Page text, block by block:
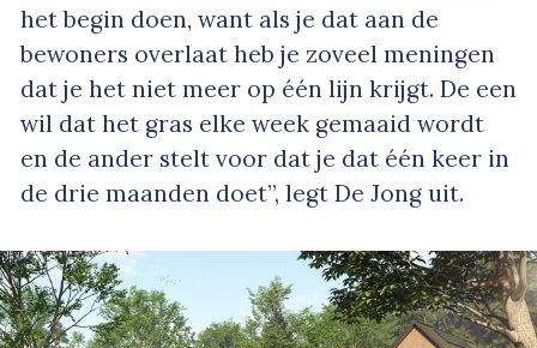
het begin doen, want als je dat aan de
bewoners overlaat heb je zoveel meningen
dat je het niet meer op één lijn krijgt. De een
wil dat het gras elke week gemaaid wordt
en de ander stelt voor dat je dat één keer in
de drie maanden doet”, legt De Jong uit.